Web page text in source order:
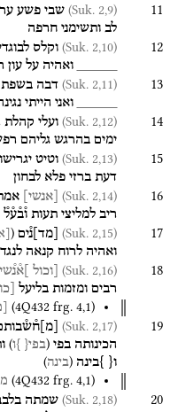
11
(Suk. 2,9) שבי פשע
לב ותשימני חרפה
12
(Suk. 2,10) וקלס
ואהיה על עון
13
(Suk. 2,11) דבה בשפת
ואני הייתי
14
(Suk. 2,12) ועלי קהלת
ימים בהרגש גליהם
15
(Suk. 2,13) וטיט יגרישו
דעת ברזי פלא לבחון
16
(Suk. 2,14) אנשי
ריב למליצי תעות ו֯ב֯ע֯ל֯
17
(Suk. 2,15) מד נ֯ים (
ואהיה לרוח קנאה לנגד
18
(Suk. 2,16) [וכול ]א֯נ֯שי
רבים ומזמות בליעל
(4Q432 frg. 4,1)
19
(Suk. 2,17) מ
הכינותה בפי (בפי{
}ו)
ו{
}בינה (בינה)
(4Q432 frg. 4,1)
20
(Suk. 2,18) שמתה